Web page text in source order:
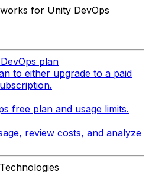
for Unity DevOps
plan
to either upgrade to a paid
free plan and usage limits.
review costs, and analyze